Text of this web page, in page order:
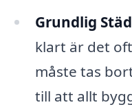
Grundlig
klart är det
måste tas
till att allt